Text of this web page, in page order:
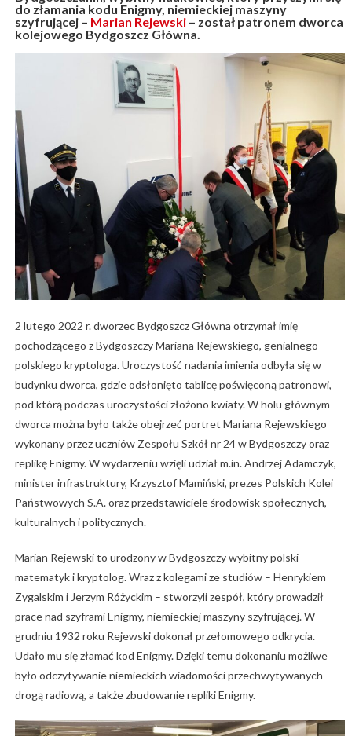
do złamania kodu Enigmy, niemieckiej maszyny
szyfrującej – Marian Rejewski– został patronem dworca
kolejowego Bydgoszcz Główna.
2 lutego 2022 r. dworzec Bydgoszcz Główna otrzymał imię
pochodzącego z Bydgoszczy Mariana Rejewskiego, genialnego
polskiego kryptologa. Uroczystość nadania imienia odbyła się w
budynku dworca, gdzie odsłonięto tablicę poświęconą patronowi,
pod którą podczas uroczystości złożono kwiaty. W holu głównym
dworca można było także obejrzeć portret Mariana Rejewskiego
wykonany przez uczniów Zespołu Szkół nr 24 w Bydgoszczy oraz
replikę Enigmy. W wydarzeniu wzięli udział m.in. Andrzej Adamczyk,
minister infrastruktury, Krzysztof Mamiński, prezes Polskich Kolei
Państwowych S.A. oraz przedstawiciele środowisk społecznych,
kulturalnych i politycznych.
Marian Rejewski to urodzony w Bydgoszczy wybitny polski
matematyk i kryptolog. Wraz z kolegami ze studiów – Henrykiem
Zygalskim i Jerzym Różyckim – stworzyli zespół, który prowadził
prace nad szyframi Enigmy, niemieckiej maszyny szyfrującej. W
grudniu 1932 roku Rejewski dokonał przełomowego odkrycia.
Udało mu się złamać kod Enigmy. Dzięki temu dokonaniu możliwe
było odczytywanie niemieckich wiadomości przechwytywanych
drogą radiową, a także zbudowanie repliki Enigmy.